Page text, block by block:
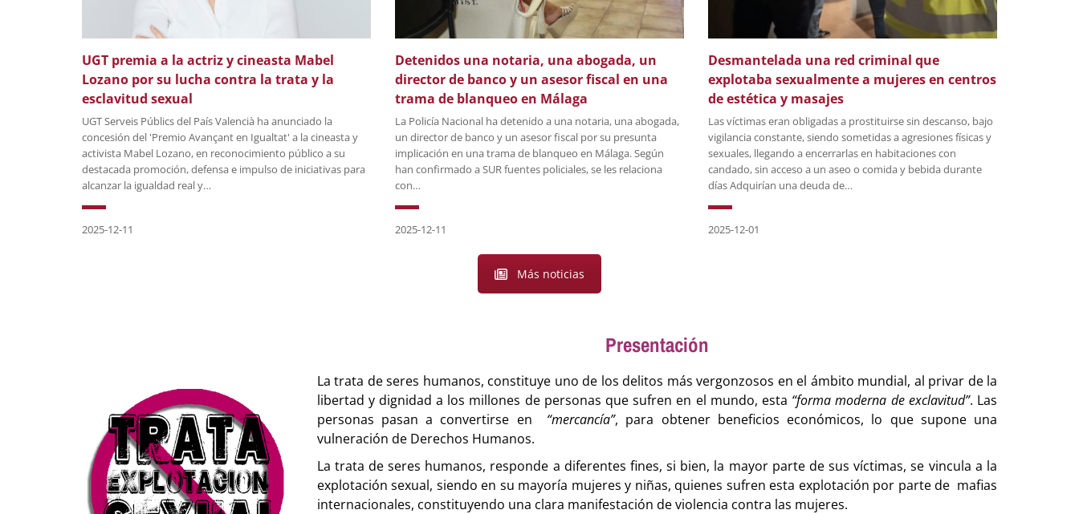
UGT premia a la actriz y cineasta Mabel
Lozano por su lucha contra la trata y la
esclavitud sexual
UGT Serveis Públics del País Valencià ha anunciado la
concesión del 'Premio Avançant en Igualtat' a la cineasta y
activista Mabel Lozano, en reconocimiento público a su
destacada promoción, defensa e impulso de iniciativas para
alcanzar la igualdad real y…
2025-12-11
Detenidos una notaria, una abogada, un
director de banco y un asesor fiscal en una
trama de blanqueo en Málaga
La Policía Nacional ha detenido a una notaria, una abogada,
un director de banco y un asesor fiscal por su presunta
implicación en una trama de blanqueo en Málaga. Según
han confirmado a SUR fuentes policiales, se les relaciona
con…
2025-12-11
Desmantelada una red criminal que
explotaba sexualmente a mujeres en centros
de estética y masajes
Las víctimas eran obligadas a prostituirse sin descanso, bajo
vigilancia constante, siendo sometidas a agresiones físicas y
sexuales, llegando a encerrarlas en habitaciones con
candado, sin acceso a un aseo o comida y bebida durante
días Adquirían una deuda de…
2025-12-01
Más noticias
Presentación
La trata de seres humanos, constituye uno de los delitos más vergonzosos en el ámbito mundial, al privar de la
libertad y dignidad a los millones de personas que sufren en el mundo, esta “forma moderna de exclavitud”. Las
personas pasan a convertirse en “mercancía”, para obtener beneficios económicos, lo que supone una
vulneración de Derechos Humanos.
La trata de seres humanos, responde a diferentes fines, si bien, la mayor parte de sus víctimas, se vincula a la
explotación sexual, siendo en su mayoría mujeres y niñas, quienes sufren esta explotación por parte de mafias
internacionales, constituyendo una clara manifestación de violencia contra las mujeres.